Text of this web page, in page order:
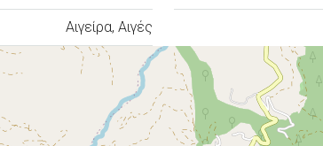
Αιγείρα, Αιγές